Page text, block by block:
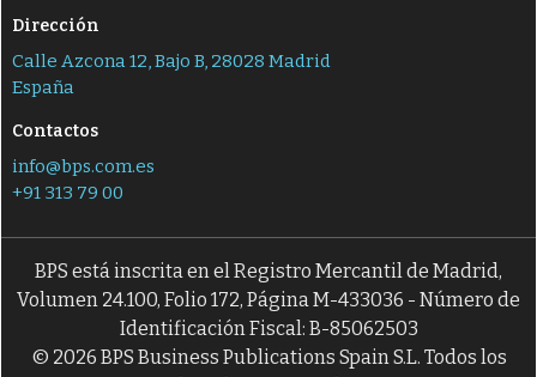
Dirección
Calle Azcona 12, Bajo B, 28028 Madrid
España
Contactos
info@bps.com.es
+91 313 79 00
BPS está inscrita en el Registro Mercantil de Madrid,
Volumen 24.100, Folio 172, Página M-433036 - Número de
Identificación Fiscal: B-85062503
© 2026 BPS Business Publications Spain S.L. Todos los